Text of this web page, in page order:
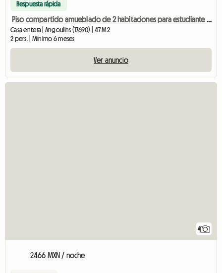
Respuesta rápida
Piso compartido amueblado de 2 habitaciones para estudiante en Angoulins frente a
Casa entera | Angoulins (17690) | 47 M2
2 pers. | Mínimo 6 meses
Ver anuncio
4
2466 MXN / noche